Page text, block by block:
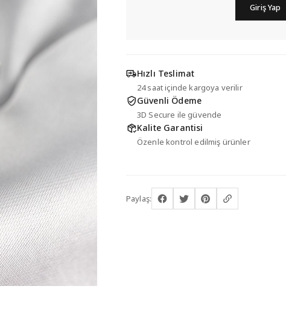
Giriş Yap
Hızlı Teslimat
24 saat içinde kargoya verilir
Güvenli Ödeme
3D Secure ile güvende
Kalite Garantisi
Özenle kontrol edilmiş ürünler
Paylaş: